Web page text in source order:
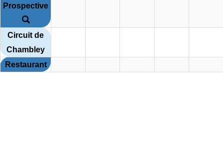
Prospective
Circuit de
Chambley
Restaurant